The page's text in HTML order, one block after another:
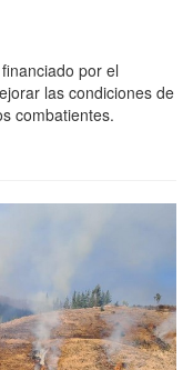
por el
las condiciones de
combatientes.